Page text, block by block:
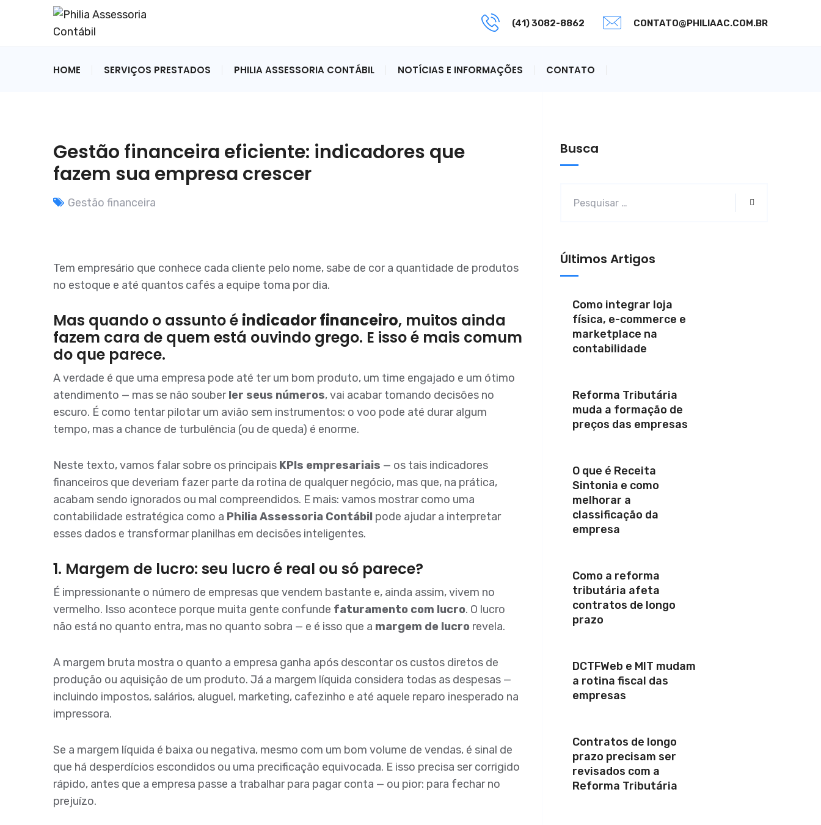
(41) 3082-8862 CONTATO@PHILIAAC.COM.BR
HOME SERVIÇOS PRESTADOS PHILIA ASSESSORIA CONTÁBIL NOTÍCIAS E INFORMAÇÕES CONTATO
Gestão financeira eficiente: indicadores que
fazem sua empresa crescer
Gestão financeira
Tem empresário que conhece cada cliente pelo nome, sabe de cor a quantidade de produtos
no estoque e até quantos cafés a equipe toma por dia.
Mas quando o assunto é indicador financeiro, muitos ainda
fazem cara de quem está ouvindo grego. E isso é mais comum
do que parece.
A verdade é que uma empresa pode até ter um bom produto, um time engajado e um ótimo
atendimento — mas se não souberler seus números, vai acabar tomando decisões no
escuro. É como tentar pilotar um avião sem instrumentos: o voo pode até durar algum
tempo, mas a chance de turbulência (ou de queda) é enorme.
Neste texto, vamos falar sobre os principais KPIs empresariais — os tais indicadores
financeiros que deveriam fazer parte da rotina de qualquer negócio, mas que, na prática,
acabam sendo ignorados ou mal compreendidos. E mais: vamos mostrar como uma
contabilidade estratégica como a Philia Assessoria Contábil pode ajudar a interpretar
esses dados e transformar planilhas em decisões inteligentes.
1. Margem de lucro: seu lucro é real ou só parece?
É impressionante o número de empresas que vendem bastante e, ainda assim, vivem no
vermelho. Isso acontece porque muita gente confunde faturamento com lucro. O lucro
não está no quanto entra, mas no quanto sobra — e é isso que a margem de lucro revela.
A margem bruta mostra o quanto a empresa ganha após descontar os custos diretos de
produção ou aquisição de um produto. Já a margem líquida considera todas as despesas —
incluindo impostos, salários, aluguel, marketing, cafezinho e até aquele reparo inesperado na
impressora.
Se a margem líquida é baixa ou negativa, mesmo com um bom volume de vendas, é sinal de
que há desperdícios escondidos ou uma precificação equivocada. E isso precisa ser corrigido
rápido, antes que a empresa passe a trabalhar para pagar conta — ou pior: para fechar no
prejuízo.
Busca
Últimos Artigos
Como integrar loja
física, e-commerce e
marketplace na
contabilidade
Reforma Tributária
muda a formação de
preços das empresas
O que é Receita
Sintonia e como
melhorar a
classificação da
empresa
Como a reforma
tributária afeta
contratos de longo
prazo
DCTFWeb e MIT mudam
a rotina fiscal das
empresas
Contratos de longo
prazo precisam ser
revisados com a
Reforma Tributária